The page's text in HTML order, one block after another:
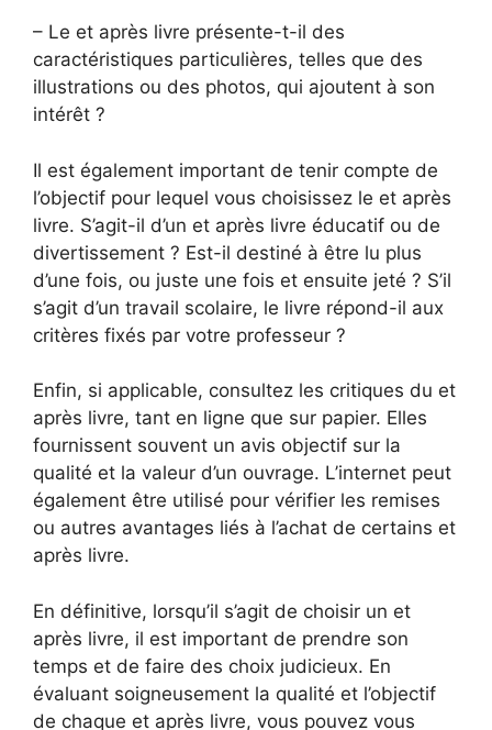
– Le et après livre présente-t-il des
caractéristiques particulières, telles que des
illustrations ou des photos, qui ajoutent à son
intérêt ?
Il est également important de tenir compte de
l’objectif pour lequel vous choisissez le et après
livre. S’agit-il d’un et après livre éducatif ou de
divertissement ? Est-il destiné à être lu plus
d’une fois, ou juste une fois et ensuite jeté ? S’il
s’agit d’un travail scolaire, le livre répond-il aux
critères fixés par votre professeur ?
Enfin, si applicable, consultez les critiques du et
après livre, tant en ligne que sur papier. Elles
fournissent souvent un avis objectif sur la
qualité et la valeur d’un ouvrage. L’internet peut
également être utilisé pour vérifier les remises
ou autres avantages liés à l’achat de certains et
après livre.
En définitive, lorsqu’il s’agit de choisir un et
après livre, il est important de prendre son
temps et de faire des choix judicieux. En
évaluant soigneusement la qualité et l’objectif
de chaque et après livre, vous pouvez vous